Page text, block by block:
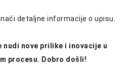
detaljne informacije o upisu.
nudi nove prilike i inovacije u
procesu. Dobro došli!